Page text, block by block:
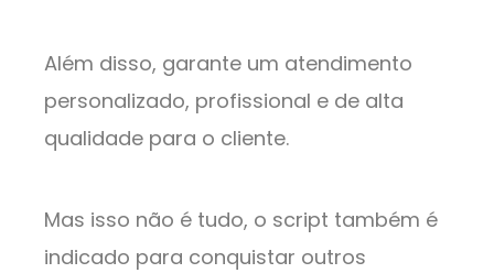
Além disso, garante um atendimento
personalizado, profissional e de alta
qualidade para o cliente.
Mas isso não é tudo, o script também é
indicado para conquistar outros